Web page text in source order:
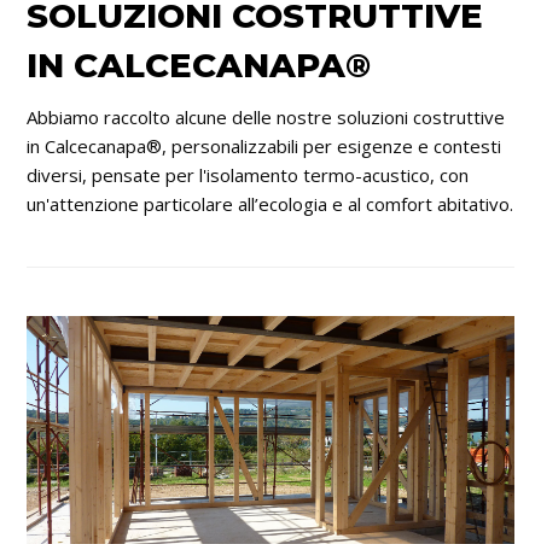
SOLUZIONI COSTRUTTIVE
IN CALCECANAPA®
Abbiamo raccolto alcune delle nostre soluzioni costruttive
in Calcecanapa®, personalizzabili per esigenze e contesti
diversi, pensate per l'isolamento termo-acustico, con
un'attenzione particolare all’ecologia e al comfort abitativo.